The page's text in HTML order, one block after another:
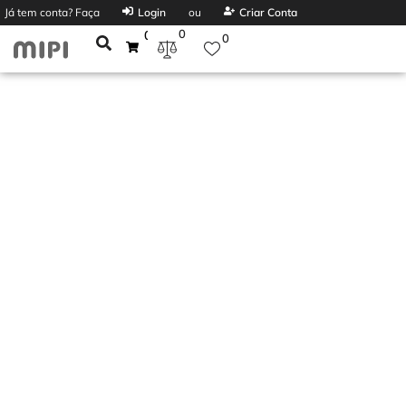
Já tem conta? Faça Login ou Criar Conta
0 0 0